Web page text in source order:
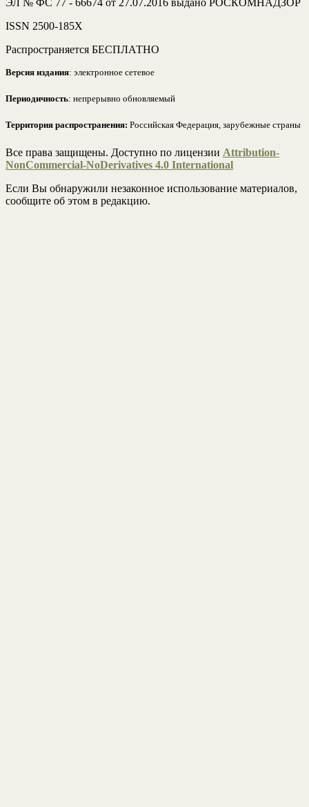
ISSN 2500-185Х
Распространяется БЕСПЛАТНО
Версия издания: электронное сетевое
Периодичность: непрерывно обновляемый
Территория распространения: Российская Федерация, зарубежные страны
Все права защищены. Доступно по лицензии Attribution-
NonCommercial-NoDerivatives 4.0 International
Если Вы обнаружили незаконное использование материалов,
сообщите об этом в редакцию.